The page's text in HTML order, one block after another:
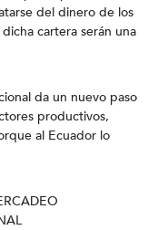
del dinero de los
cartera serán una
da un nuevo paso
productivos,
al Ecuador lo